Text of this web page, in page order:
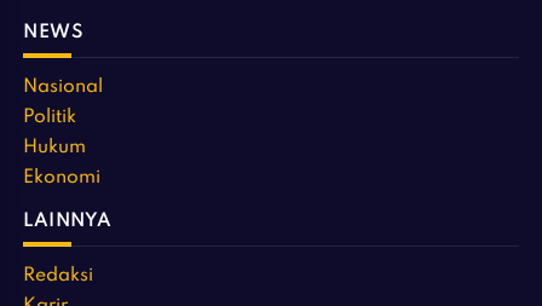
NEWS
Nasional
Politik
Hukum
Ekonomi
LAINNYA
Redaksi